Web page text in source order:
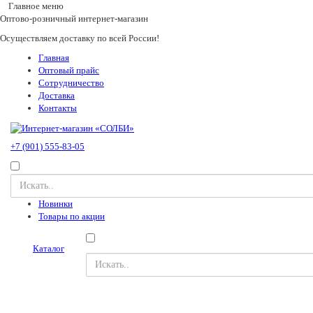
Главное меню
Оптово-розничный интернет-магазин
Осуществляем доставку по всей России!
Главная
Оптовый прайс
Сотрудничество
Доставка
Контакты
+7 (901) 555-83-05
Новинки
Товары по акции
Каталог